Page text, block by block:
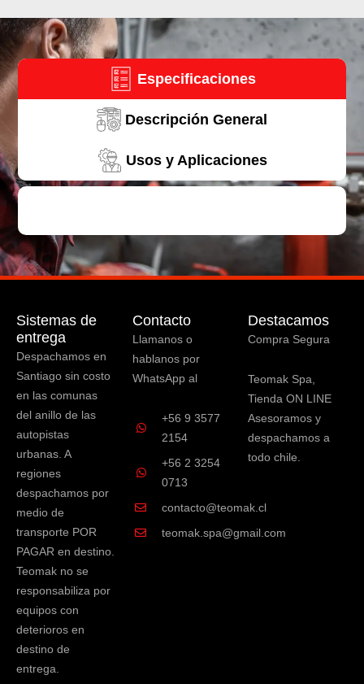
Y
CONTADOR
DE
Especificaciones
Descripción General
Usos y Aplicaciones
Sistemas de
entrega
Despachamos en
Santiago sin costo
en las comunas
del anillo de las
autopistas
urbanas. A
regiones
despachamos por
medio de
transporte POR
PAGAR en destino.
Teomak no se
responsabiliza por
equipos con
deterioros en
destino de
entrega.
Contacto
Llamanos o
hablanos por
WhatsApp al
+56 9 3577
2154
+56 2 3254
0713
contacto@teomak.cl
teomak.spa@gmail.com
Destacamos
Compra Segura
Teomak Spa,
Tienda ON LINE
Asesoramos y
despachamos a
todo chile.